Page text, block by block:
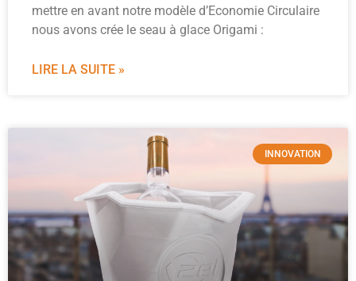
mettre en avant notre modèle d’Economie Circulaire
nous avons crée le seau à glace Origami :
LIRE LA SUITE »
INNOVATION